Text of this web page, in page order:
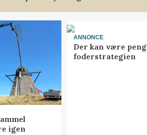
igen
ANNONCE
Der kan være
foderstrategien